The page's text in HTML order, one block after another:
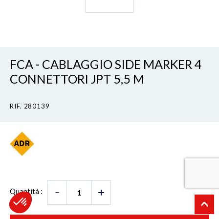
FCA - CABLAGGIO SIDE MARKER 4
CONNETTORI JPT 5,5 M
RIF. 280139
Quantità :